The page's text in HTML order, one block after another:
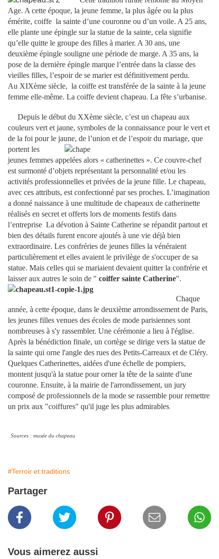
Age. A cette époque, la jeune femme, la plus âgée ou la plus
émérite, coiffe la sainte d’une couronne ou d’un voile. A 25 ans,
elle plante une épingle sur la statue de la sainte, cela signifie
qu’elle quitte le groupe des filles à marier. A 30 ans, une
deuxième épingle souligne une période de marge. A 35 ans, la
pose de la dernière épingle marque l’entrée dans la classe des
vieilles filles, l’espoir de se marier est définitivement perdu.
Au XIXème siècle, la coiffe est transférée de la sainte à la jeune
femme elle-même. La coiffe devient chapeau. La fête s’urbanise.
Depuis le début du XXème siècle, c’est un chapeau aux
couleurs vert et jaune, symboles de la connaissance pour le vert et
de la foi pour le jaune, de l’union et de l’espoir du mariage, que
portent les
jeunes femmes appelées alors « catherinettes ». Ce couvre-chef
est surmonté d’objets représentant la personnalité et/ou les
activités professionnelles et privées de la jeune fille. Le chapeau,
avec ces attributs, est confectionné par ses proches. L’imagination
a donné naissance à une multitude de chapeaux de catherinette
réalisés en secret et offerts lors de moments festifs dans
l’entreprise La dévotion à Sainte Catherine se répandit partout et
bien des détails furent encore ajoutés à une vie déjà bien
extraordinaire. Les confréries de jeunes filles la vénéraient
particulièrement et elles avaient le privilège de s'occuper de sa
statue. Mais celles qui se mariaient devaient quitter la confrérie et
laisser aux autres le soin de " coiffer sainte Catherine".
Chaque
année, à cette époque, dans le deuxième arrondissement de Paris,
les jeunes filles venues des écoles de mode parisiennes sont
nombreuses à s'y rassembler. Une cérémonie a lieu à l'église.
Après la bénédiction finale, un cortège se dirige vers la statue de
la sainte qui orne l'angle des rues des Petits-Carreaux et de Cléry.
Quelques Catherinettes, aidées d'une échelle de pompiers,
montent jusqu'à la statue pour orner la tête de la sainte d'une
couronne. Ensuite, à la mairie de l'arrondissement, un jury
composé de professionnels de la mode se rassemble pour remettre
un prix aux "coiffures" qu'il juge les plus admirables.
Sources : musée du chapeau
#Terroir et traditions
Partager
Vous aimerez aussi